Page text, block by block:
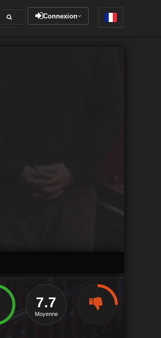
Connexion
7.7
Moyenne